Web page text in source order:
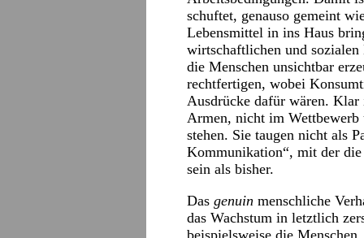
schuftet, genauso gemeint
Lebensmittel in ins Haus
wirtschaftlichen und
die Menschen unsichtbar
rechtfertigen, wobei
Ausdrücke dafür wären. Klar
Armen, nicht im Wettbewerb
stehen. Sie taugen nicht als
Kommunikation“, mit der
sein als bisher.
Das genuin menschliche
das Wachstum in letztlich
beispielsweise die